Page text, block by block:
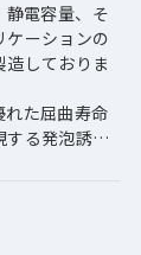
電容量、そ
ーションの
しておりま
た屈曲寿命
る発泡誘電
トを組み合わ